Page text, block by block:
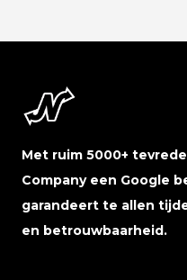
Met ruim 5000+
Company een Google
garandeert te allen
en betrouwbaarheid.